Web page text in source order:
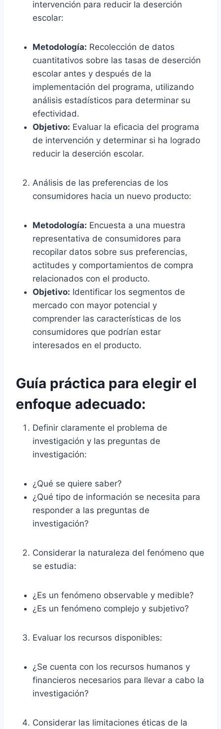
intervención para reducir la deserción
escolar:
Metodología: Recolección de datos
cuantitativos sobre las tasas de deserción
escolar antes y después de la
implementación del programa, utilizando
análisis estadísticos para determinar su
efectividad.
Objetivo: Evaluar la eficacia del programa
de intervención y determinar si ha logrado
reducir la deserción escolar.
Análisis de las preferencias de los
consumidores hacia un nuevo producto:
Metodología: Encuesta a una muestra
representativa de consumidores para
recopilar datos sobre sus preferencias,
actitudes y comportamientos de compra
relacionados con el producto.
Objetivo: Identificar los segmentos de
mercado con mayor potencial y
comprender las características de los
consumidores que podrían estar
interesados en el producto.
Guía práctica para elegir el
enfoque adecuado:
Definir claramente el problema de
investigación y las preguntas de
investigación:
¿Qué se quiere saber?
¿Qué tipo de información se necesita para
responder a las preguntas de
investigación?
Considerar la naturaleza del fenómeno que
se estudia:
¿Es un fenómeno observable y medible?
¿Es un fenómeno complejo y subjetivo?
Evaluar los recursos disponibles:
¿Se cuenta con los recursos humanos y
financieros necesarios para llevar a cabo la
investigación?
Considerar las limitaciones éticas de la